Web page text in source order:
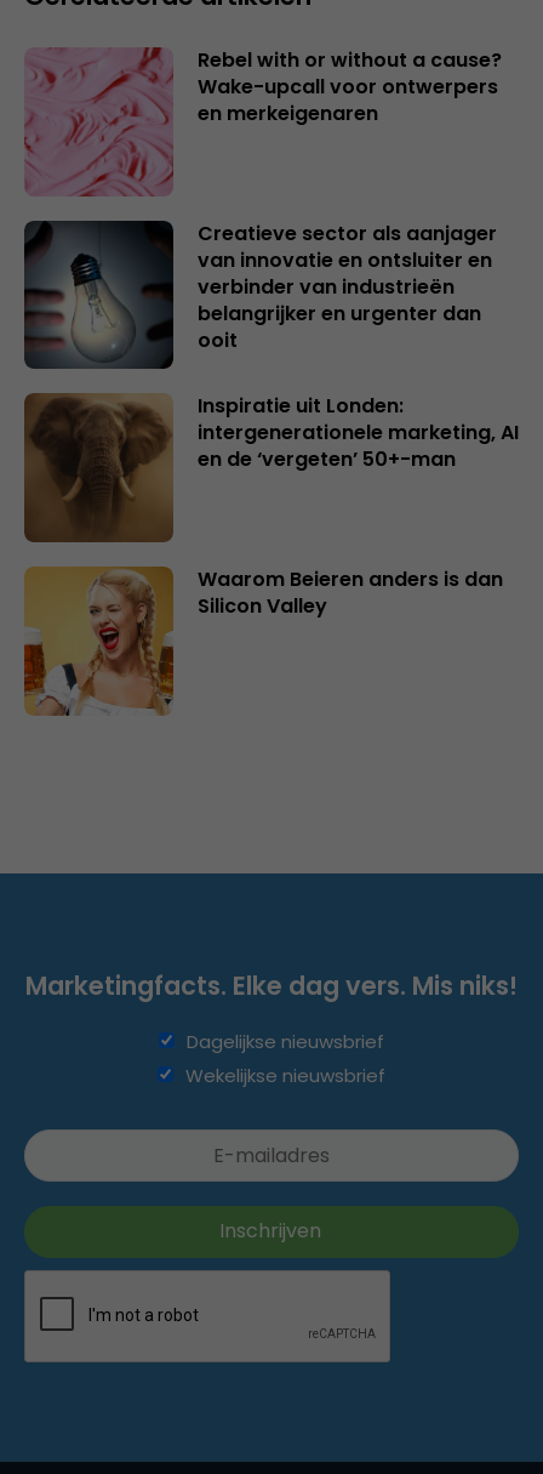
Rebel with or without a cause?
Wake-upcall voor ontwerpers
en merkeigenaren
Creatieve sector als aanjager
van innovatie en ontsluiter en
verbinder van industrieën
belangrijker en urgenter dan
ooit
Inspiratie uit Londen:
intergenerationele marketing, AI
en de ‘vergeten’ 50+-man
Waarom Beieren anders is dan
Silicon Valley
Marketingfacts. Elke dag vers. Mis niks!
Dagelijkse nieuwsbrief
Wekelijkse nieuwsbrief